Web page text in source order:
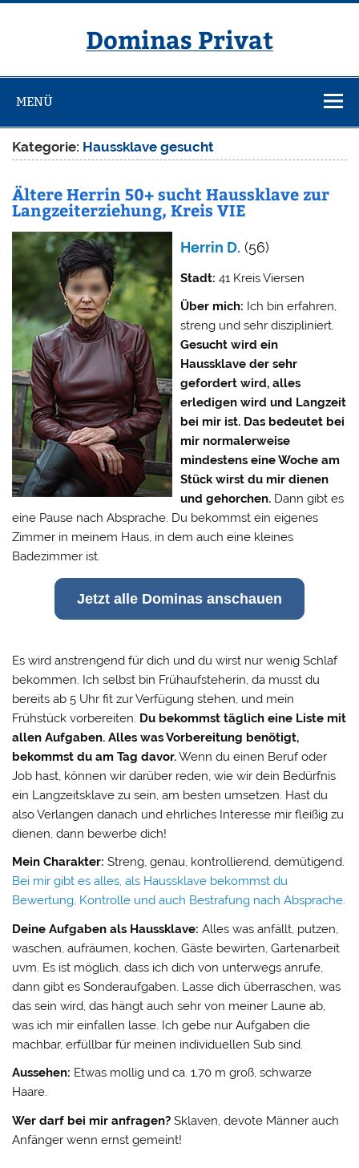
Zum
Dominas Privat
MENÜ
Kategorie: Haussklave gesucht
Ältere Herrin 50+ sucht Haussklave zur
Langzeiterziehung, Kreis VIE
Herrin D. (56)
Stadt: 41 Kreis Viersen
Über mich: Ich bin erfahren,
streng und sehr diszipliniert.
Gesucht wird ein
Haussklave der sehr
gefordert wird, alles
erledigen wird und Langzeit
bei mir ist. Das bedeutet bei
mir normalerweise
mindestens eine Woche am
Stück wirst du mir dienen
und gehorchen. Dann gibt es
eine Pause nach Absprache. Du bekommst ein eigenes
Zimmer in meinem Haus, in dem auch eine kleines
Badezimmer ist.
Jetzt alle Dominas anschauen
Es wird anstrengend für dich und du wirst nur wenig Schlaf
bekommen. Ich selbst bin Frühaufsteherin, da musst du
bereits ab 5 Uhr fit zur Verfügung stehen, und mein
Frühstück vorbereiten. Du bekommst täglich eine Liste mit
allen Aufgaben. Alles was Vorbereitung benötigt,
bekommst du am Tag davor.Wenn du einen Beruf oder
Job hast, können wir darüber reden, wie wir dein Bedürfnis
ein Langzeitsklave zu sein, am besten umsetzen. Hast du
also Verlangen danach und ehrliches Interesse mir fleißig zu
dienen, dann bewerbe dich!
Mein Charakter: Streng, genau, kontrollierend, demütigend.
Bei mir gibt es alles, als Haussklave bekommst du
Bewertung, Kontrolle und auch Bestrafung nach Absprache.
Deine Aufgaben als Haussklave: Alles was anfällt, putzen,
waschen, aufräumen, kochen, Gäste bewirten, Gartenarbeit
uvm. Es ist möglich, dass ich dich von unterwegs anrufe,
dann gibt es Sonderaufgaben. Lasse dich überraschen, was
das sein wird, das hängt auch sehr von meiner Laune ab,
was ich mir einfallen lasse. Ich gebe nur Aufgaben die
machbar, erfüllbar für meinen individuellen Sub sind.
Aussehen: Etwas mollig und ca. 1,70 m groß, schwarze
Haare.
Wer darf bei mir anfragen? Sklaven, devote Männer auch
Anfänger wenn ernst gemeint!